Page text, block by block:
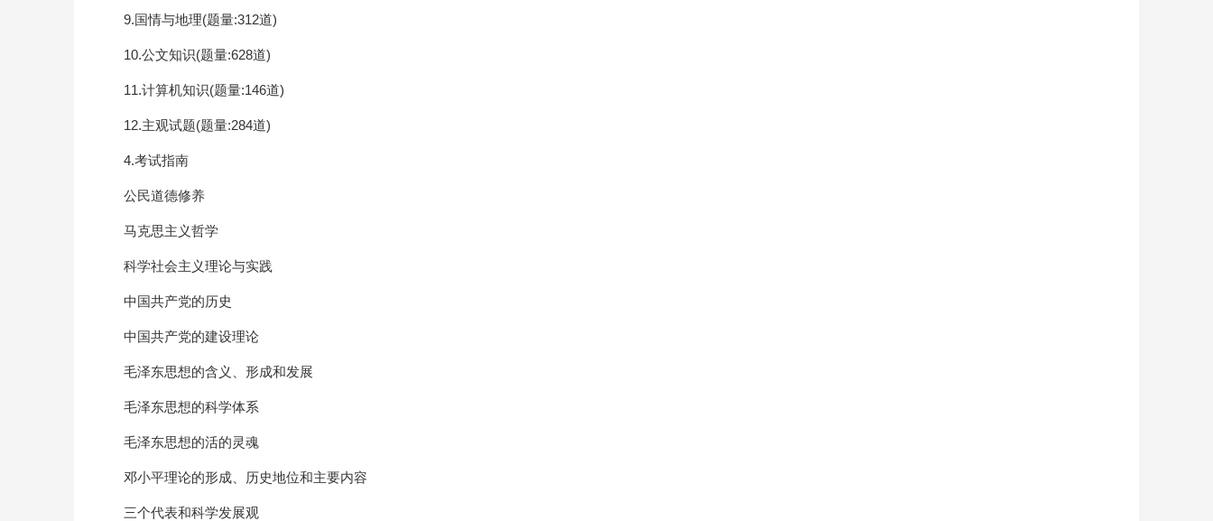
9.国情与地理(题量:312道)
10.公文知识(题量:628道)
11.计算机知识(题量:146道)
12.主观试题(题量:284道)
4.考试指南
公民道德修养
马克思主义哲学
科学社会主义理论与实践
中国共产党的历史
中国共产党的建设理论
毛泽东思想的含义、形成和发展
毛泽东思想的科学体系
毛泽东思想的活的灵魂
邓小平理论的形成、历史地位和主要内容
三个代表和科学发展观